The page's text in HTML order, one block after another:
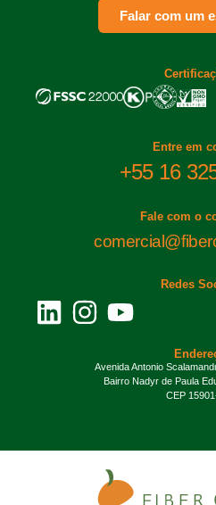
Falar com um
Entre em
+55 16
Fale com o
Redes
Avenida Antonio
Bairro Nadyr de Paula
CEP